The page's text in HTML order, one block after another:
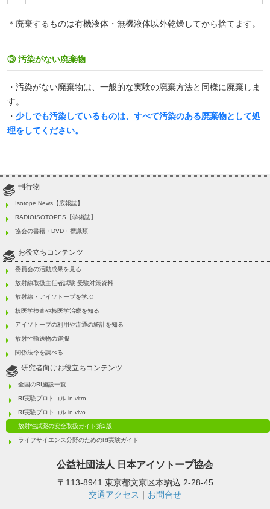
＊廃棄するものは有機液体・無機液体以外乾燥してから捨てます。
③ 汚染がない廃棄物
・汚染がない廃棄物は、一般的な実験の廃棄方法と同様に廃棄しま
す。
・ 少しでも汚染しているものは、すべて汚染のある廃棄物として処
理をしてください。
刊行物
Isotope News【広報誌】
RADIOISOTOPES【学術誌】
協会の書籍・DVD・標識類
お役立ちコンテンツ
委員会の活動成果を見る
放射線取扱主任者試験 受験対策資料
放射線・アイソトープを学ぶ
核医学検査や核医学治療を知る
アイソトープの利用や流通の統計を知る
放射性輸送物の運搬
関係法令を調べる
研究者向けお役立ちコンテンツ
全国のRI施設一覧
RI実験プロトコル in vitro
RI実験プロトコル in vivo
放射性試薬の安全取扱ガイド第2版
ライフサイエンス分野のためのRI実験ガイド
公益社団法人 日本アイソトープ協会
〒113-8941 東京都文京区本駒込 2-28-45
交通アクセス ｜ お問合せ